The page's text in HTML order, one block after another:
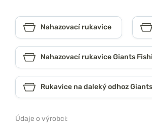
Nahazovací rukavice
Nahazovací rukavice Giants
Rukavice na daleký odhoz
Údaje o výrobci: